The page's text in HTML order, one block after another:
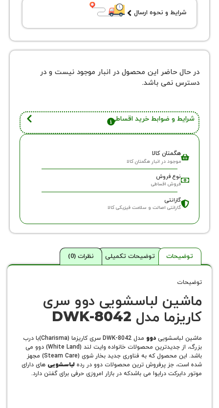
و نحوه ارسال
حاضر این محصول در انبار موجود نیست و در
نمی باشد.
و ضوابط خرید اقساطی
در انبار هگمتان کالا
اصالت و سلامت فیزیکی کالا
توضیحات تکمیلی نظرات (0)
لباسشویی دوو سری
مدلDWK-8042
دوو
مدل DWK-8042 سری کاریزما (Charisma)با درب
بزرگ، از جدیدترین محصولات خانواده وایت لند (White Land) دوو می
باشد. این محصول که به فناوری جدید بخار شوی (Steam Care) مجهز
جز پرفروش ترین محصولات دوو در ردهلباسشویی های دارای
درایوا می باشدکه در بازار امروزی حرفی برای گفتن دارد.